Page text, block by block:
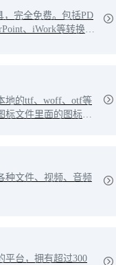
，完全免费。包括PD
、iWork等转换功
地的ttf、woff、otf等
标文件里面的图标样
种文件、视频、音频
平台，拥有超过300